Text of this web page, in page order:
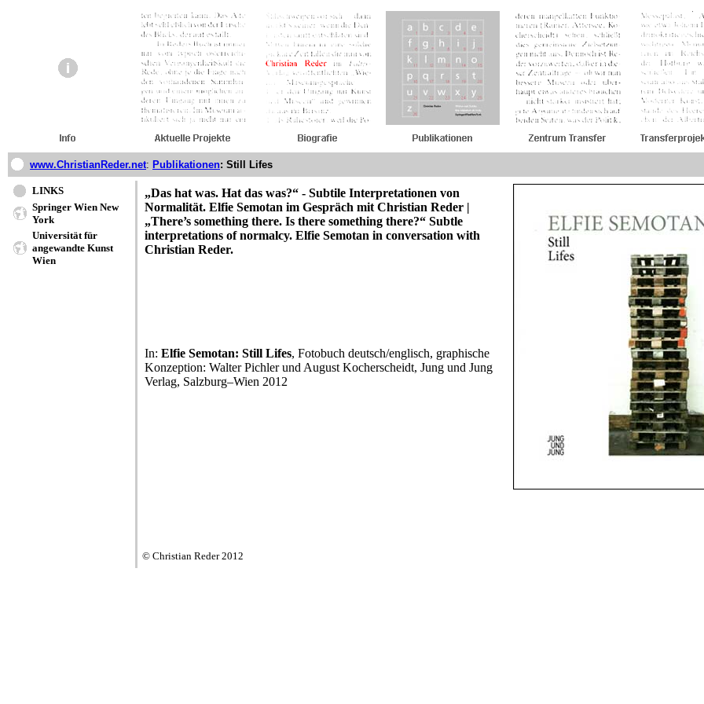
www.ChristianReder.net: Publikationen: Still Lifes
LINKS
Springer Wien New
York
Universität für
angewandte Kunst
Wien
„Das hat was. Hat das was?“ - Subtile Interpretationen von
Normalität. Elfie Semotan im Gespräch mit Christian Reder |
„There’s something there. Is there something there?“ Subtle
interpretations of normalcy. Elfie Semotan in conversation with
Christian Reder.
In: Elfie Semotan: Still Lifes, Fotobuch deutsch/englisch, graphische
Konzeption: Walter Pichler und August Kocherscheidt, Jung und Jung
Verlag, Salzburg–Wien 2012
© Christian Reder 2012